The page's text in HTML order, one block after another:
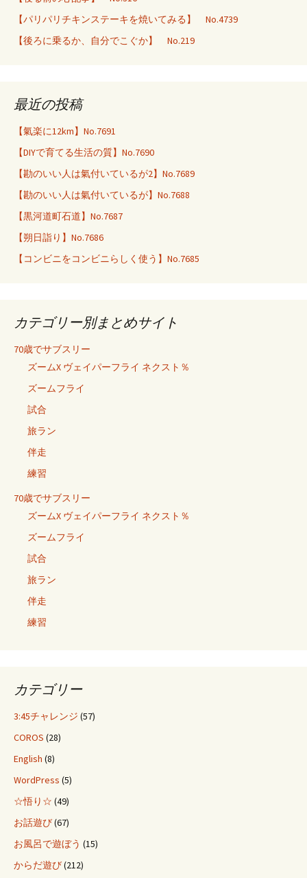
【パリパリチキンステーキを焼いてみる】 No.4739
【後ろに乗るか、自分でこぐか】 No.219
最近の投稿
【氣楽に12km】No.7691
【DIYで育てる生活の質】No.7690
【勘のいい人は氣付いているが2】No.7689
【勘のいい人は氣付いているが】No.7688
【黒河道町石道】No.7687
【朔日詣り】No.7686
【コンビニをコンビニらしく使う】No.7685
カテゴリー別まとめサイト
70歳でサブスリー
ズームX ヴェイパーフライ ネクスト％
ズームフライ
試合
旅ラン
伴走
練習
70歳でサブスリー
ズームX ヴェイパーフライ ネクスト％
ズームフライ
試合
旅ラン
伴走
練習
カテゴリー
3:45チャレンジ (57)
COROS (28)
English (8)
WordPress (5)
☆悟り☆ (49)
お話遊び(67)
お風呂で遊ぼう (15)
からだ遊び(212)